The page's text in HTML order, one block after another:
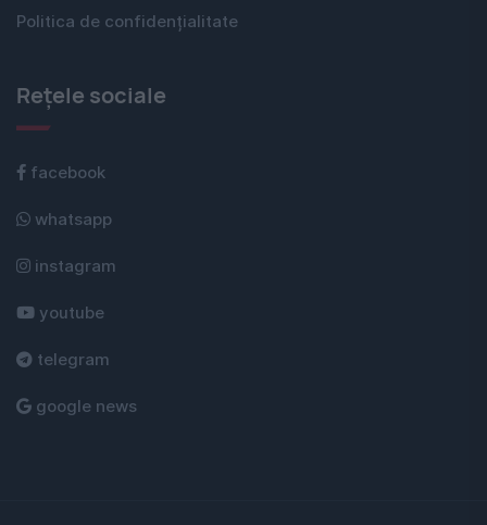
Politica de confidențialitate
Rețele sociale
facebook
whatsapp
instagram
youtube
telegram
google news